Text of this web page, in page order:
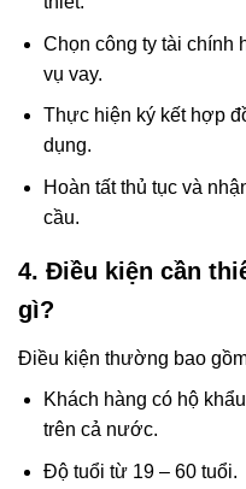
Chọn công ty tài chính
vụ vay.
Thực hiện ký kết hợp
dụng.
Hoàn tất thủ tục và
cầu.
4. Điều kiện cần
gì?
Điều kiện thường bao
Khách hàng có hộ
trên cả nước.
Độ tuổi từ 19 – 60 tuổi.